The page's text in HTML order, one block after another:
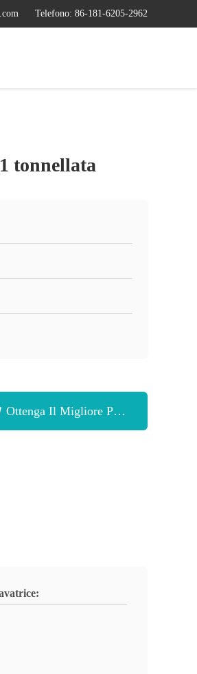
Telefono: 86-181-6205-2962
tonnellata
Ottenga Il Migliore Prezzo